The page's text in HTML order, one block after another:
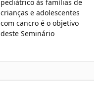
pediátrico às famílias de
crianças e adolescentes
com cancro é o objetivo
deste Seminário